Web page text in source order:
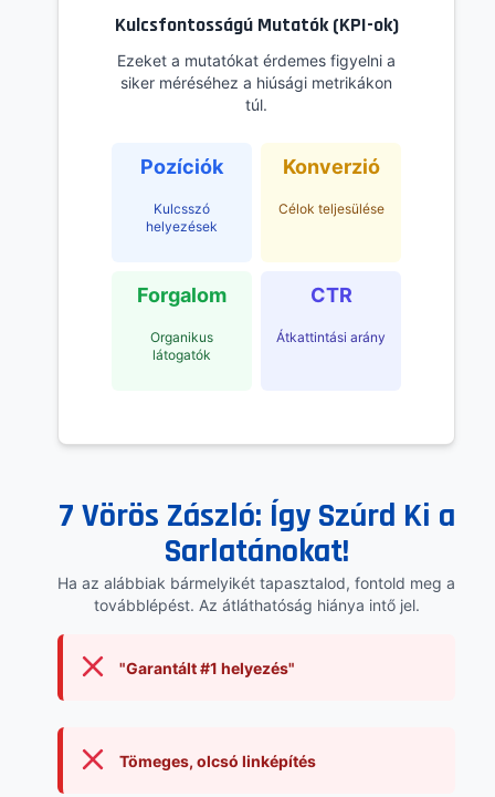
Kulcsfontosságú Mutatók (KPI-ok)
Ezeket a mutatókat érdemes figyelni a
siker méréséhez a hiúsági metrikákon
túl.
Pozíciók
Kulcsszó
helyezések
Konverzió
Célok teljesülése
Forgalom
Organikus
látogatók
CTR
Átkattintási arány
7 Vörös Zászló: Így Szúrd Ki a
Sarlatánokat!
Ha az alábbiak bármelyikét tapasztalod, fontold meg a
továbblépést. Az átláthatóság hiánya intő jel.
"Garantált #1 helyezés"
Tömeges, olcsó linképítés